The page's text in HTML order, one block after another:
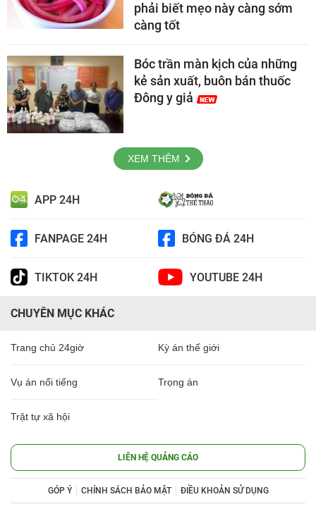
phải biết mẹo này càng sớm
càng tốt
Bóc trần màn kịch của những
kẻ sản xuất, buôn bán thuốc
Đông y giả
XEM THÊM
APP 24H
FANPAGE 24H BÓNG ĐÁ 24H
TIKTOK 24H YOUTUBE 24H
CHUYÊN MỤC KHÁC
Trang chủ 24giờ Kỳ án thế giới
Vụ án nổi tiếng Trọng án
Trật tự xã hội
LIÊN HỆ QUẢNG CÁO
GÓP Ý CHÍNH SÁCH BẢO MẬT ĐIỀU KHOẢN SỬ DỤNG